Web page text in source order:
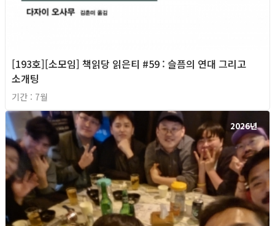
[193호][소모임] 책읽당 읽은티 #59 : 슬픔의 연대 그리고
소개팅
기간 : 7월
2026년